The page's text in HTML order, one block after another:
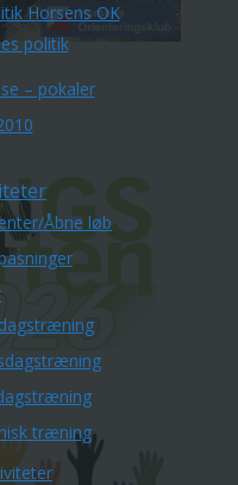
Horsens OK
politik
– pokaler
Åbne løb
træning